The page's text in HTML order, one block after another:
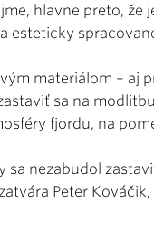
hlavne preto, že
esteticky
materiálom – aj
sa na
fjordu, na
nezabudol
Peter Kováčik,